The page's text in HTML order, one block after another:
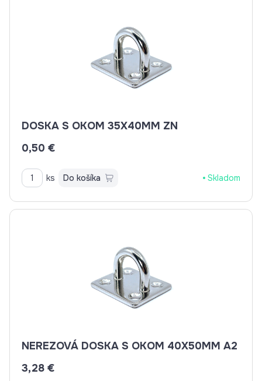
DOSKA S OKOM 35X40MM ZN
0,50 €
ks Do košíka Skladom
NEREZOVÁ DOSKA S OKOM 40X50MM A2
3,28 €